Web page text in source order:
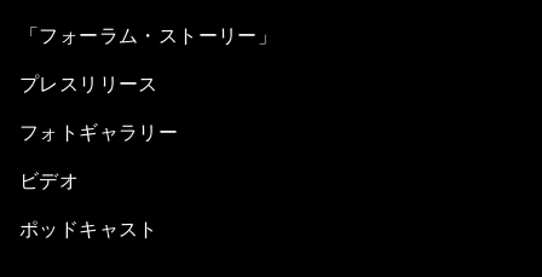
「フォーラム・ストーリー」
プレスリリース
フォトギャラリー
ビデオ
ポッドキャスト